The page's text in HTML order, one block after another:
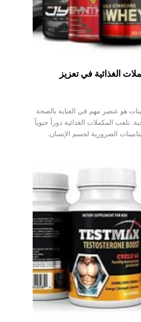
الغذائية في تعزيز
هو عنصر مهم في العناية بالصحة
تلعب المكملات الغذائية دوراً حيوياً
الضرورية لجسم الإنسان.